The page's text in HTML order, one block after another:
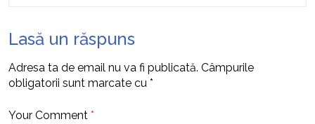
Lasă un răspuns
Adresa ta de email nu va fi publicată. Câmpurile
obligatorii sunt marcate cu *
Your Comment *